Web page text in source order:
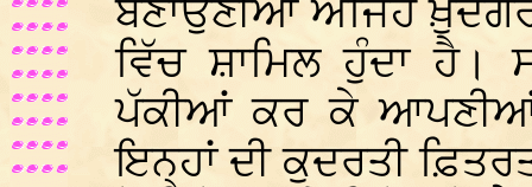
ਬਣਾਉਣੀਆਂ ਅਜਿਹੇ
ਵਿੱਚ ਸ਼ਾਮਿਲ ਹੁੰਦਾ
ਪੱਕੀਆਂ ਕਰ ਕੇ
ਇਨ੍ਹਾਂ ਦੀ ਕੁਦਰਤੀ